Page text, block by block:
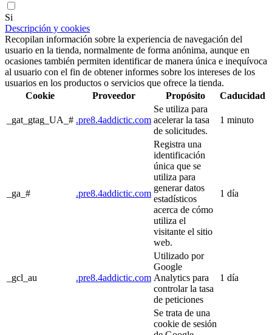
Si
Descripción y cookies
Recopilan información sobre la experiencia de navegación del
usuario en la tienda, normalmente de forma anónima, aunque en
ocasiones también permiten identificar de manera única e inequívoca
al usuario con el fin de obtener informes sobre los intereses de los
usuarios en los productos o servicios que ofrece la tienda.
Cookie
Proveedor Propósito Caducidad
_gat_gtag_UA_# .pre8.4addictic.com
Se utiliza para
acelerar la tasa
de solicitudes.
1 minuto
_ga_# .pre8.4addictic.com
Registra una
identificación
única que se
utiliza para
generar datos
estadísticos
acerca de cómo
utiliza el
visitante el sitio
web.
1 día
_gcl_au .pre8.4addictic.com
Utilizado por
Google
Analytics para
controlar la tasa
de peticiones
1 día
Se trata de una
cookie de sesión